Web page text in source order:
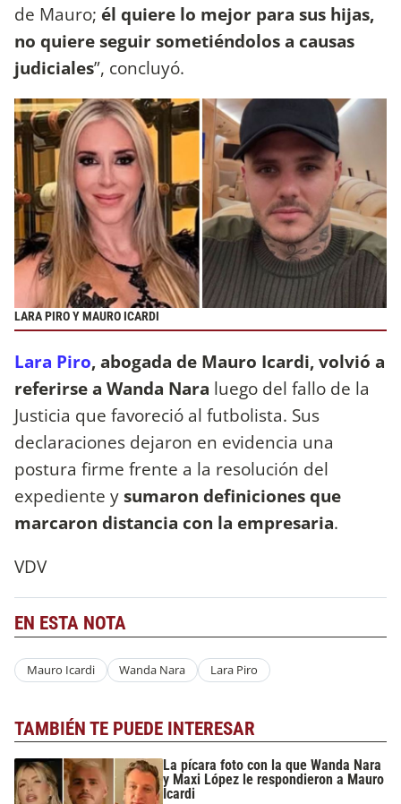
de Mauro; él quiere lo mejor para sus hijas,
no quiere seguir sometiéndolos a causas
judiciales”, concluyó.
LARA PIRO Y MAURO ICARDI
Lara Piro, abogada de Mauro Icardi, volvió a
referirse a Wanda Nara luego del fallo de la
Justicia que favoreció al futbolista. Sus
declaraciones dejaron en evidencia una
postura firme frente a la resolución del
expediente ysumaron definiciones que
marcaron distancia con la empresaria.
VDV
EN ESTA NOTA
Mauro Icardi Wanda Nara Lara Piro
TAMBIÉN TE PUEDE INTERESAR
La pícara foto con la que Wanda Nara
y Maxi López le respondieron a Mauro
Icardi